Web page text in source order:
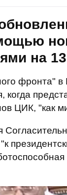
на
фронта" в
когда
ЦИК, "как